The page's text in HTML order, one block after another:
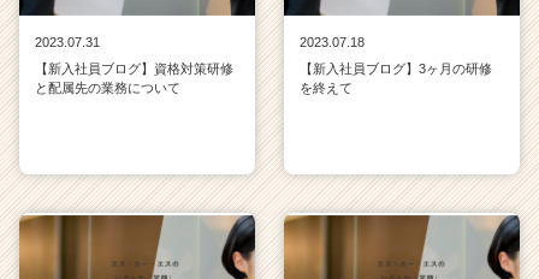
2023.07.31
【新入社員ブログ】資格対策研修
と配属先の業務について
2023.07.18
【新入社員ブログ】3ヶ月の研修
を終えて